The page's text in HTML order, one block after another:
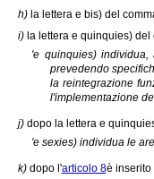
h) la lettera e bis) del
i) la lettera e quinquies)
'e quinquies)
prevedendo
la reintegrazione
l'implementazione
j) dopo la lettera e
'e sexies) individua le
k) dopo l'articolo 8è inserito